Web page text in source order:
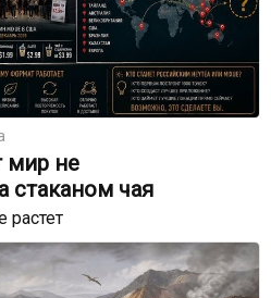
мир не
стаканом чая
растет